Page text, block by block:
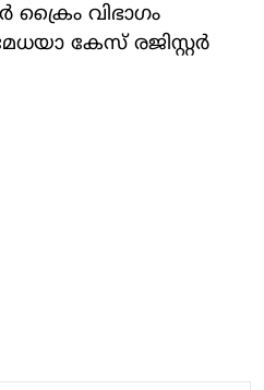
വിഭാഗം
കേസ് രജിസ്റ്റർ